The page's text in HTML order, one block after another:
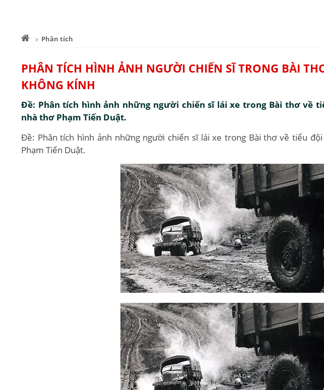
Phân tích
PHÂN TÍCH HÌNH ẢNH NGƯỜI CHIẾN SĨ TRONG BÀI
KHÔNG KÍNH
Đề: Phân tích hình ảnh những người chiến sĩ lái xe trong Bài thơ về
nhà thơ Phạm Tiến Duật.
Đề: Phân tích hình ảnh những người chiến sĩ lái xe trong Bài thơ về tiểu
Phạm Tiến Duật.